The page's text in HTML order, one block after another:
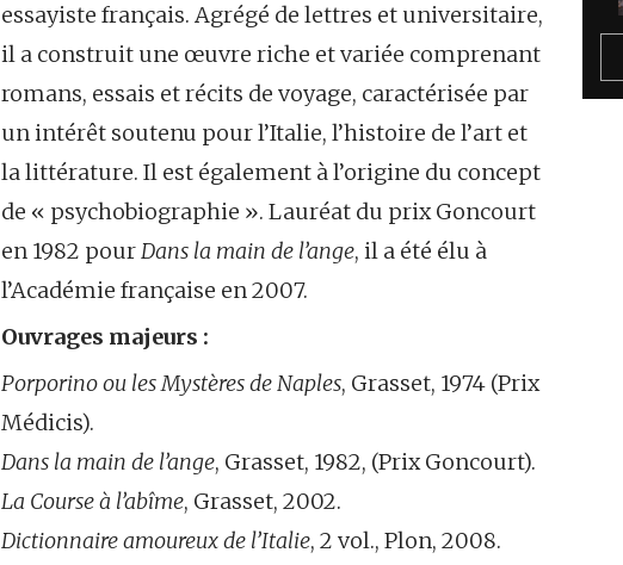
essayiste français. Agrégé de lettres et universitaire,
il a construit une œuvre riche et variée comprenant
romans, essais et récits de voyage, caractérisée par
un intérêt soutenu pour l’Italie, l’histoire de l’art et
la littérature. Il est également à l’origine du concept
de « psychobiographie ». Lauréat du prix Goncourt
en 1982 pourDans la main de l’ange, il a été élu à
l’Académie française en 2007.
Ouvrages majeurs :
Porporino ou les Mystères de Naples, Grasset, 1974 (Prix
Médicis).
Dans la main de l’ange, Grasset, 1982, (Prix Goncourt).
La Course à l’abîme, Grasset, 2002.
Dictionnaire amoureux de l’Italie, 2 vol., Plon, 2008.